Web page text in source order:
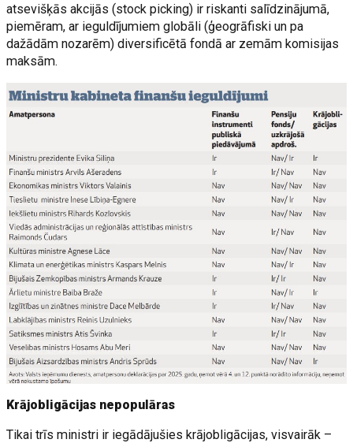
atsevišķās akcijās (stock picking) ir riskanti salīdzinājumā,
piemēram, ar ieguldījumiem globāli (ģeogrāfiski un pa
dažādām nozarēm) diversificētā fondā ar zemām komisijas
maksām.
Krājobligācijas nepopulāras
Tikai trīs ministri ir iegādājušies krājobligācijas, visvairāk –